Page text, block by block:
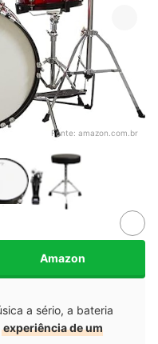
Fonte: amazon.com.br
Amazon
a sério, a bateria
experiência de um